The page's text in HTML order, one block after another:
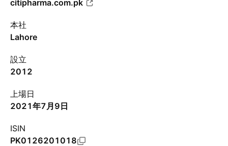
citipharma.com.pk
本社
Lahore
設立
2012
上場日
2021年7月9日
ISIN
PK0126201018